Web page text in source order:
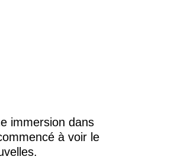
immersion dans
à voir le